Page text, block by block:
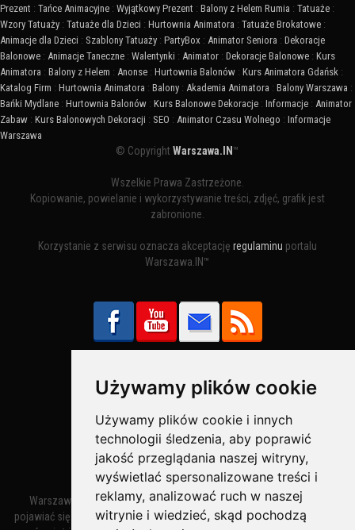
Używamy plików cookie
Używamy plików cookie i innych
technologii śledzenia, aby poprawić
jakość przeglądania naszej witryny,
wyświetlać spersonalizowane treści i
reklamy, analizować ruch w naszej
witrynie i wiedzieć, skąd pochodzą
Prezent : Tańce Animacyjne : Wyjątkowy Prezent : Balony z Helem Rumia : Tatuaże :
Wzory Tatuaży : Tatuaże dla Dzieci : Hurtownia Animatora : Tatuaże Brokatowe :
Animacje dla Dzieci : Szablony Tatuaży : PartyBox : Animator Seniora : Dekoracje
Balonowe : Animacje Taneczne : Walentynki : Animator : Dekoracje Balonowe : Kurs
Animatora : Balony z Helem : Anonse : Hurtownia Balonów : Kurs Animatora Gdańsk :
Katalog Firm : Hurtownia Animatora : Balony : Akademia Animatora : Balony Warszawa :
Bańki Mydlane : Hurtownia Balonów : Kurs Balonowe Dekoracje : Informacje : Animator
Zabaw : Kurs Balonowych Dekoracji : SEO : Animator Czasu Wolnego : Informacje
Warszawa
© CopyrightWarszawa.IN ™
Wszelkie Prawa Zastrzeżone.
Kopiowanie, powielanie i wykorzystywanie treści, zdjęć, grafik jest
zabronione.
Korzystanie z serwisu oznacza akceptację regulaminu portalu
Warszawa.IN™
Bezpieczne Płatności obsługuje:
Warszawa – miasto stołeczne Warszawa. Nazwa miasta zaczęła
pojawiać się w dokumentach w XIV wieku jako Warszewa, a od XV wieku